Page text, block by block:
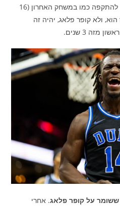
פחות מבדרך כלל בהגנה ולתרום להתקפה כמו במשחק האחרון (16
2 לשלוש), אז הוא, ולא קופר פלאג, יהיה זה
מזה 3 שנים.
ששומר על קופר פלאג. אחרי